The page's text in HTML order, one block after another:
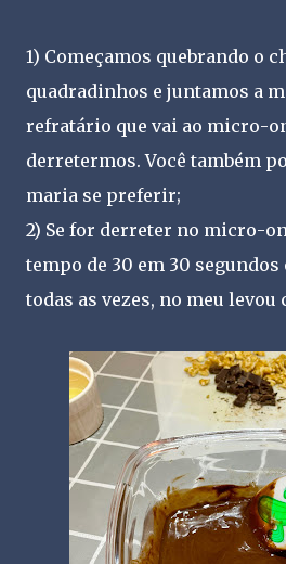
1) Começamos quebrando o
quadradinhos e juntamos a
refratário que vai ao micro-
derretermos. Você também
maria se preferir;
2) Se for derreter no micro-
tempo de 30 em 30
todas as vezes, no meu levou